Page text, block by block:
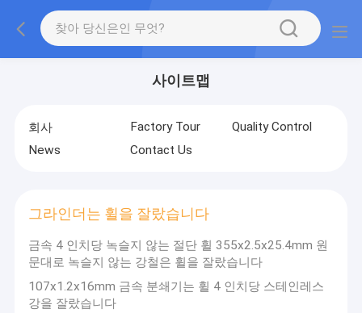
사이트맵
회사 Factory Tour
Quality Control
News
Contact Us
그라인더는 휠을 잘랐습니다
금속 4 인치당 녹슬지 않는 절단 휠 355x2.5x25.4mm 원
문대로 녹슬지 않는 강철은 휠을 잘랐습니다
107x1.2x16mm 금속 분쇄기는 휠 4 인치당 스테인레스
강을 잘랐습니다